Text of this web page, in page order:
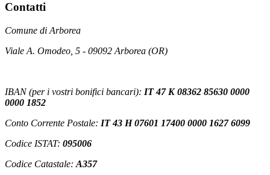
Contatti
Comune di Arborea
Viale A. Omodeo, 5 - 09092 Arborea (OR)
IBAN (per i vostri bonifici bancari): IT 47 K 08362 85630 0000
0000 1852
Conto Corrente Postale: IT 43 H 07601 17400 0000 1627 6099
Codice ISTAT: 095006
Codice Catastale: A357